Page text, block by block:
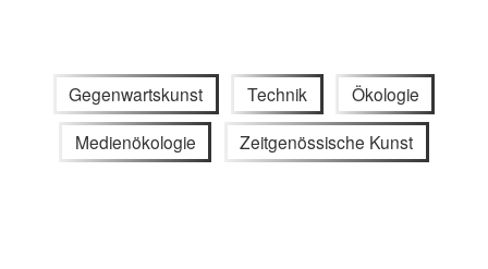
Gegenwartskunst Technik Ökologie
Medienökologie Zeitgenössische Kunst